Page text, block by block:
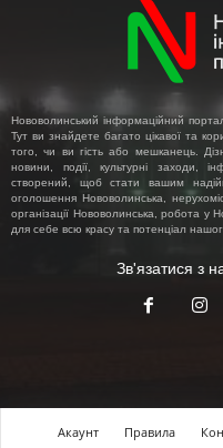
Нововолинський інформаційний
Тут ви знайдете багато цікавої та
того, чи ви гість або мешканець.
новини, події, культурні заходи,
створений, щоб стати вашим
оголошення Нововолинська,
організації Нововолинська, робота у
для себе всю красу та потенціал
Зв'язатися з
Акаунт Правила